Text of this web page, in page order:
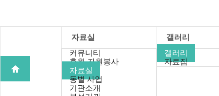
자료실
커뮤니티
후원·자원봉사
자료실
동별 사업
기관소개
갤러리
갤러리
자료집